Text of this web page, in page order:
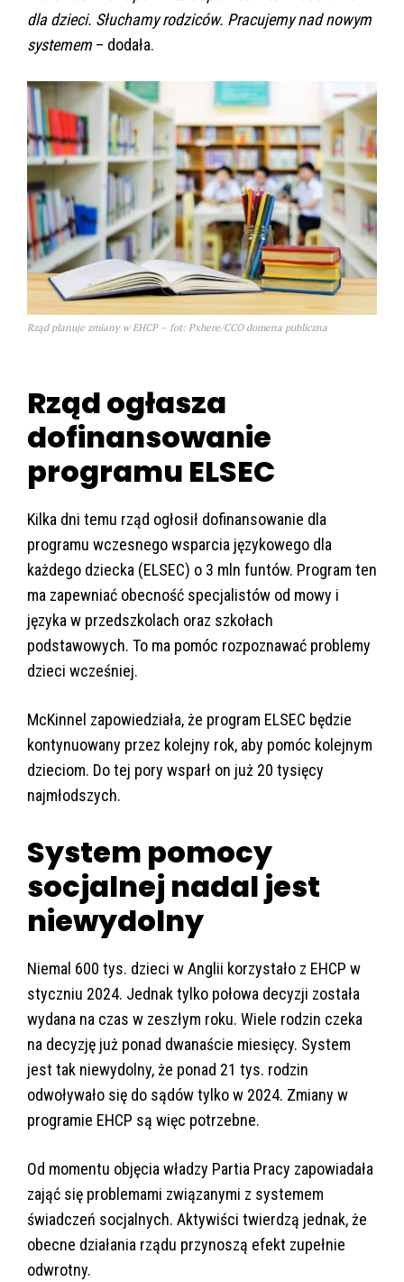
dla dzieci. Słuchamy rodziców. Pracujemy nad nowym
systemem – dodała.
Rząd planuje zmiany w EHCP – fot: Pxhere/CCO domena publiczna
Rząd ogłasza
dofinansowanie
programu ELSEC
Kilka dni temu rząd ogłosił dofinansowanie dla
programu wczesnego wsparcia językowego dla
każdego dziecka (ELSEC) o 3 mln funtów. Program ten
ma zapewniać obecność specjalistów od mowy i
języka w przedszkolach oraz szkołach
podstawowych. To ma pomóc rozpoznawać problemy
dzieci wcześniej.
McKinnel zapowiedziała, że program ELSEC będzie
kontynuowany przez kolejny rok, aby pomóc kolejnym
dzieciom. Do tej pory wsparł on już 20 tysięcy
najmłodszych.
System pomocy
socjalnej nadal jest
niewydolny
Niemal 600 tys. dzieci w Anglii korzystało z EHCP w
styczniu 2024. Jednak tylko połowa decyzji została
wydana na czas w zeszłym roku. Wiele rodzin czeka
na decyzję już ponad dwanaście miesięcy. System
jest tak niewydolny, że ponad 21 tys. rodzin
odwoływało się do sądów tylko w 2024. Zmiany w
programie EHCP są więc potrzebne.
Od momentu objęcia władzy Partia Pracy zapowiadała
zająć się problemami związanymi z systemem
świadczeń socjalnych. Aktywiści twierdzą jednak, że
obecne działania rządu przynoszą efekt zupełnie
odwrotny.